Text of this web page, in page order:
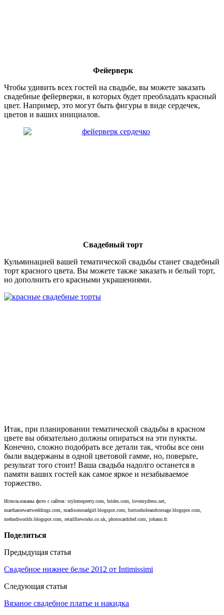
Фейерверк
Чтобы удивить всех гостей на свадьбе, вы можете заказать
свадебные фейерверки, в которых будет преобладать красный
цвет. Например, это могут быть фигуры в виде сердечек,
цветов и ваших инициалов.
Свадебный торт
Кульминацией вашей тематической свадьбы станет свадебный
торт красного цвета. Вы можете также заказать и белый торт,
но дополнить его красными украшениями.
Итак, при планировании тематической свадьбы в красном
цвете вы обязательно должны опираться на эти пункты.
Конечно, сложно подобрать все детали так, чтобы все они
были выдержаны в одной цветовой гамме, но, поверьте,
результат того стоит! Ваша свадьба надолго останется в
памяти ваших гостей как самое яркое и незабываемое
торжество.
Использованы фото с сайтов: stylemepretty.com, brides.com, lovemydress.net,
marthastewartweddings.com, madisonroadgirl.blogspot.com, buttonholeandcorsage.blogspot.com,
mehndiworlds.blogspot.com, retailfireworks.co.uk, photocardchef.com, johann.fr.
Поделиться
Предыдущая статья
Свадебное нижнее белье 2012 от Intimissimi
Следующая статья
Вязаное свадебное платье и накидка